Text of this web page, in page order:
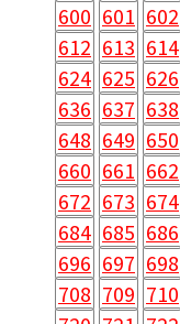
600 601 602
612 613 614
624 625 626
636 637 638
648 649 650
660 661 662
672 673 674
684 685 686
696 697 698
708 709 710